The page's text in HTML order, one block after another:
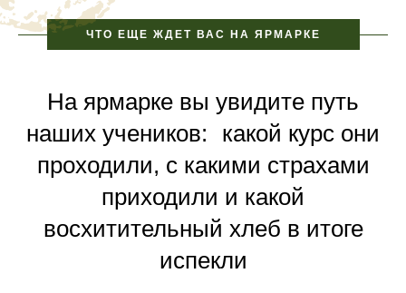
ЧТО ЕЩЕ ЖДЕТ ВАС НА ЯРМАРКЕ
На ярмарке вы увидите путь
наших учеников: какой курс они
проходили, с какими страхами
приходили и какой
восхитительный хлеб в итоге
испекли